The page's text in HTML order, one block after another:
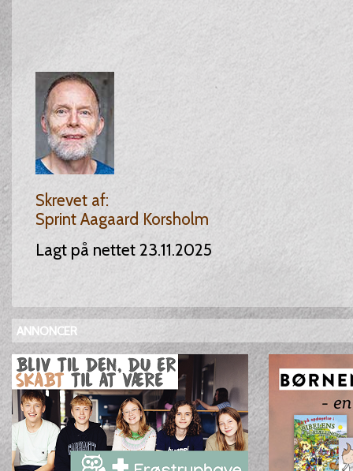
Skrevet af:
Sprint Aagaard Korsholm
Lagt på nettet 23.11.2025
ANNONCER